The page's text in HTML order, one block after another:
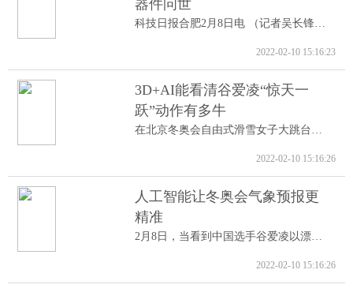
器件问世
科技日报合肥2月8日电 （记者吴长锋）8日...
2022-02-10 15:16:23
3D+AI能看清谷爱凌“惊天一
跃”动作有多牛
在北京冬奥会自由式滑雪女子大跳台决赛中...
2022-02-10 15:16:26
人工智能让冬奥会气象预报更
精准
2月8日，当看到中国选手谷爱凌以漂亮的高...
2022-02-10 15:16:26